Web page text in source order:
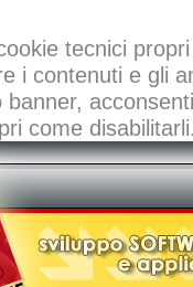
tecnici
i contenuti e gli
banner,
come